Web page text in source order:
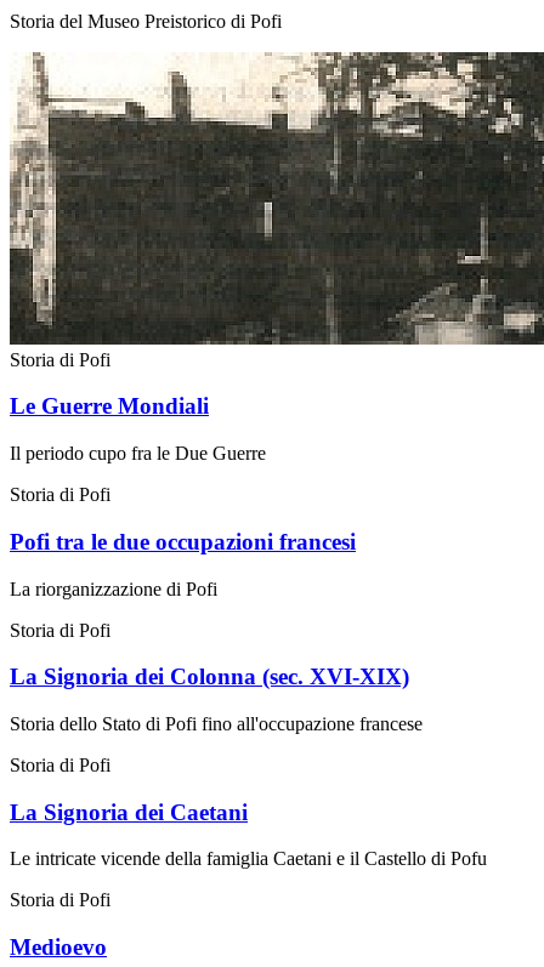
Storia del Museo Preistorico di Pofi
Storia di Pofi
Le Guerre Mondiali
Il periodo cupo fra le Due Guerre
Storia di Pofi
Pofi tra le due occupazioni francesi
La riorganizzazione di Pofi
Storia di Pofi
La Signoria dei Colonna (sec. XVI-XIX)
Storia dello Stato di Pofi fino all'occupazione francese
Storia di Pofi
La Signoria dei Caetani
Le intricate vicende della famiglia Caetani e il Castello di Pofu
Storia di Pofi
Medioevo